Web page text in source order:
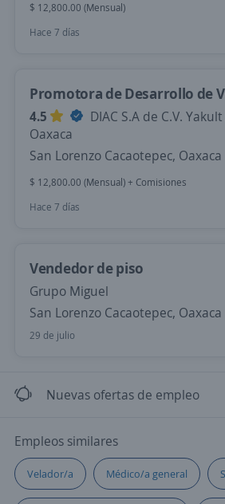
$ 12,800.00 (Mensual)
Hace 7 días
Promotora de Desarrollo de
4.5
DIAC S.A de C.V.
Oaxaca
San Lorenzo Cacaotepec, Oaxaca
$ 12,800.00 (Mensual) + Comisiones
Hace 7 días
Vendedor de piso
Grupo Miguel
San Lorenzo Cacaotepec, Oaxaca
29 de julio
Nuevas ofertas de empleo
Empleos similares
Velador/a Médico/a general